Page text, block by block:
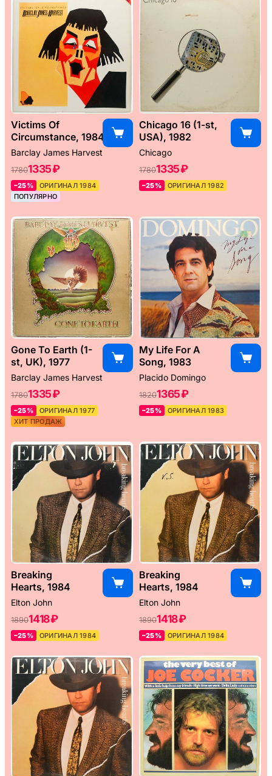
Victims Of
Circumstance, 1984
Barclay James Harvest
17801335 ₽
–25%
ОРИГИНАЛ 1984
ПОПУЛЯРНО
Chicago 16 (1-st,
USA), 1982
Chicago
17801335 ₽
–25% ОРИГИНАЛ 1982
Gone To Earth (1-
st, UK), 1977
Barclay James Harvest
17801335 ₽
–25%
ОРИГИНАЛ 1977
ХИТ ПРОДАЖ
My Life For A
Song, 1983
Placido Domingo
18201365 ₽
–25% ОРИГИНАЛ 1983
Breaking
Hearts, 1984
Elton John
18901418 ₽
–25% ОРИГИНАЛ 1984
Breaking
Hearts, 1984
Elton John
18901418 ₽
–25% ОРИГИНАЛ 1984